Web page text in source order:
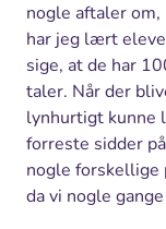
nogle aftaler om,
har jeg lært
sige, at de har
taler. Når der
lynhurtigt kunne
forreste sidder
nogle forskellige
da vi nogle